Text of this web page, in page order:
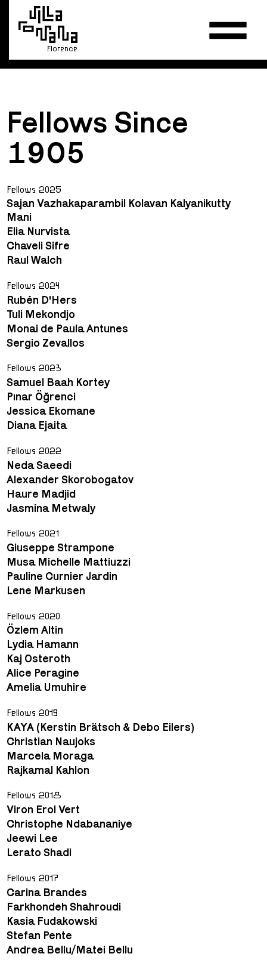
Florence
Fellows Since
1905
Fellows 2025
Sajan Vazhakaparambil Kolavan Kalyanikutty
Mani
Elia Nurvista
Chaveli Sifre
Raul Walch
Fellows 2024
Rubén D'Hers
Tuli Mekondjo
Monai de Paula Antunes
Sergio Zevallos
Fellows 2023
Samuel Baah Kortey
Pınar Öğrenci
Jessica Ekomane
Diana Ejaita
Fellows 2022
Neda Saeedi
Alexander Skorobogatov
Haure Madjid
Jasmina Metwaly
Fellows 2021
Giuseppe Strampone
Musa Michelle Mattiuzzi
Pauline Curnier Jardin
Lene Markusen
Fellows 2020
Özlem Altin
Lydia Hamann
Kaj Osteroth
Alice Peragine
Amelia Umuhire
Fellows 2019
KAYA (Kerstin Brätsch & Debo Eilers)
Christian Naujoks
Marcela Moraga
Rajkamal Kahlon
Fellows 2018
Viron Erol Vert
Christophe Ndabananiye
Jeewi Lee
Lerato Shadi
Fellows 2017
Carina Brandes
Farkhondeh Shahroudi
Kasia Fudakowski
Stefan Pente
Andrea Bellu/Matei Bellu